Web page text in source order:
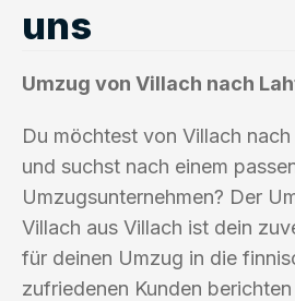
uns
Umzug von Villach nach
Du möchtest von Villach
und suchst nach einem
Umzugsunternehmen? Der
Villach aus Villach ist dein
für deinen Umzug in die
zufriedenen Kunden